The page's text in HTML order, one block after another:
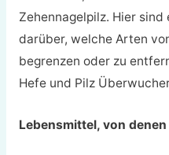
Zehennagelpilz. Hier sind
darüber, welche Arten
begrenzen oder zu
Hefe und Pilz
Lebensmittel, von